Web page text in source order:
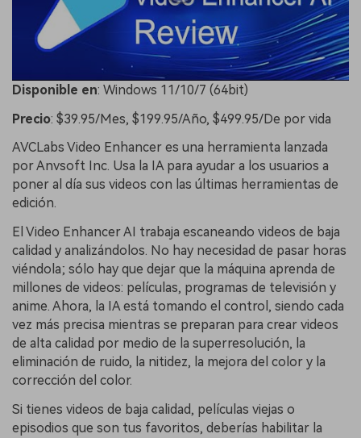
Disponible en: Windows 11/10/7 (64bit)
Precio: $39.95/Mes, $199.95/Año, $499.95/De por vida
AVCLabs Video Enhancer es una herramienta lanzada
por Anvsoft Inc. Usa la IA para ayudar a los usuarios a
poner al día sus videos con las últimas herramientas de
edición.
El Video Enhancer AI trabaja escaneando videos de baja
calidad y analizándolos. No hay necesidad de pasar horas
viéndola; sólo hay que dejar que la máquina aprenda de
millones de videos: películas, programas de televisión y
anime. Ahora, la IA está tomando el control, siendo cada
vez más precisa mientras se preparan para crear videos
de alta calidad por medio de la superresolución, la
eliminación de ruido, la nitidez, la mejora del color y la
corrección del color.
Si tienes videos de baja calidad, películas viejas o
episodios que son tus favoritos, deberías habilitar la